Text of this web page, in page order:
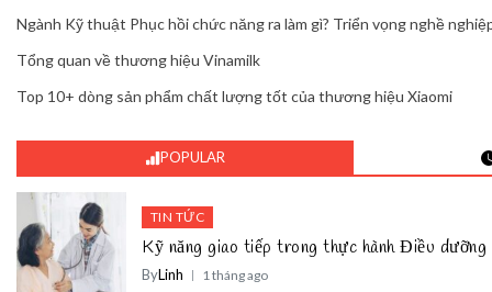
Ngành Kỹ thuật Phục hồi chức năng ra làm gì? Triển vọng nghề
Tổng quan về thương hiệu Vinamilk
Top 10+ dòng sản phẩm chất lượng tốt của thương hiệu Xiaomi
POPULAR
TIN TỨC
Kỹ năng giao tiếp trong thực hành Điều dưỡng
ByLinh 1 tháng ago